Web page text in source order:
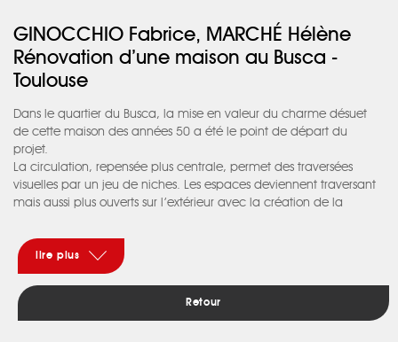
GINOCCHIO Fabrice, MARCHÉ Hélène
Rénovation d’une maison au Busca -
Toulouse
Dans le quartier du Busca, la mise en valeur du charme désuet
de cette maison des années 50 a été le point de départ du
projet.
La circulation, repensée plus centrale, permet des traversées
visuelles par un jeu de niches. Les espaces deviennent traversant
mais aussi plus ouverts sur l’extérieur avec la création de la
Le parquet en chêne à chevrons a subi d’importants travaux de
restauration et apporte beaucoup de chaleur à la maison. Le
mobilier blanc et notamment la cuisine s’installent
harmonieusement dans l’ensemble.
Quelques touches de gris apportées par le volume, traversé de
lire plus
Retour